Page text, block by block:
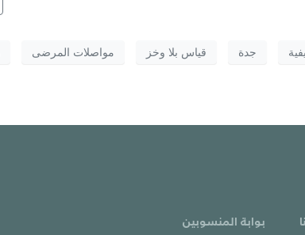
جدة قياس بلا وخز مواصلات المرضى
بوابة المنسوبين